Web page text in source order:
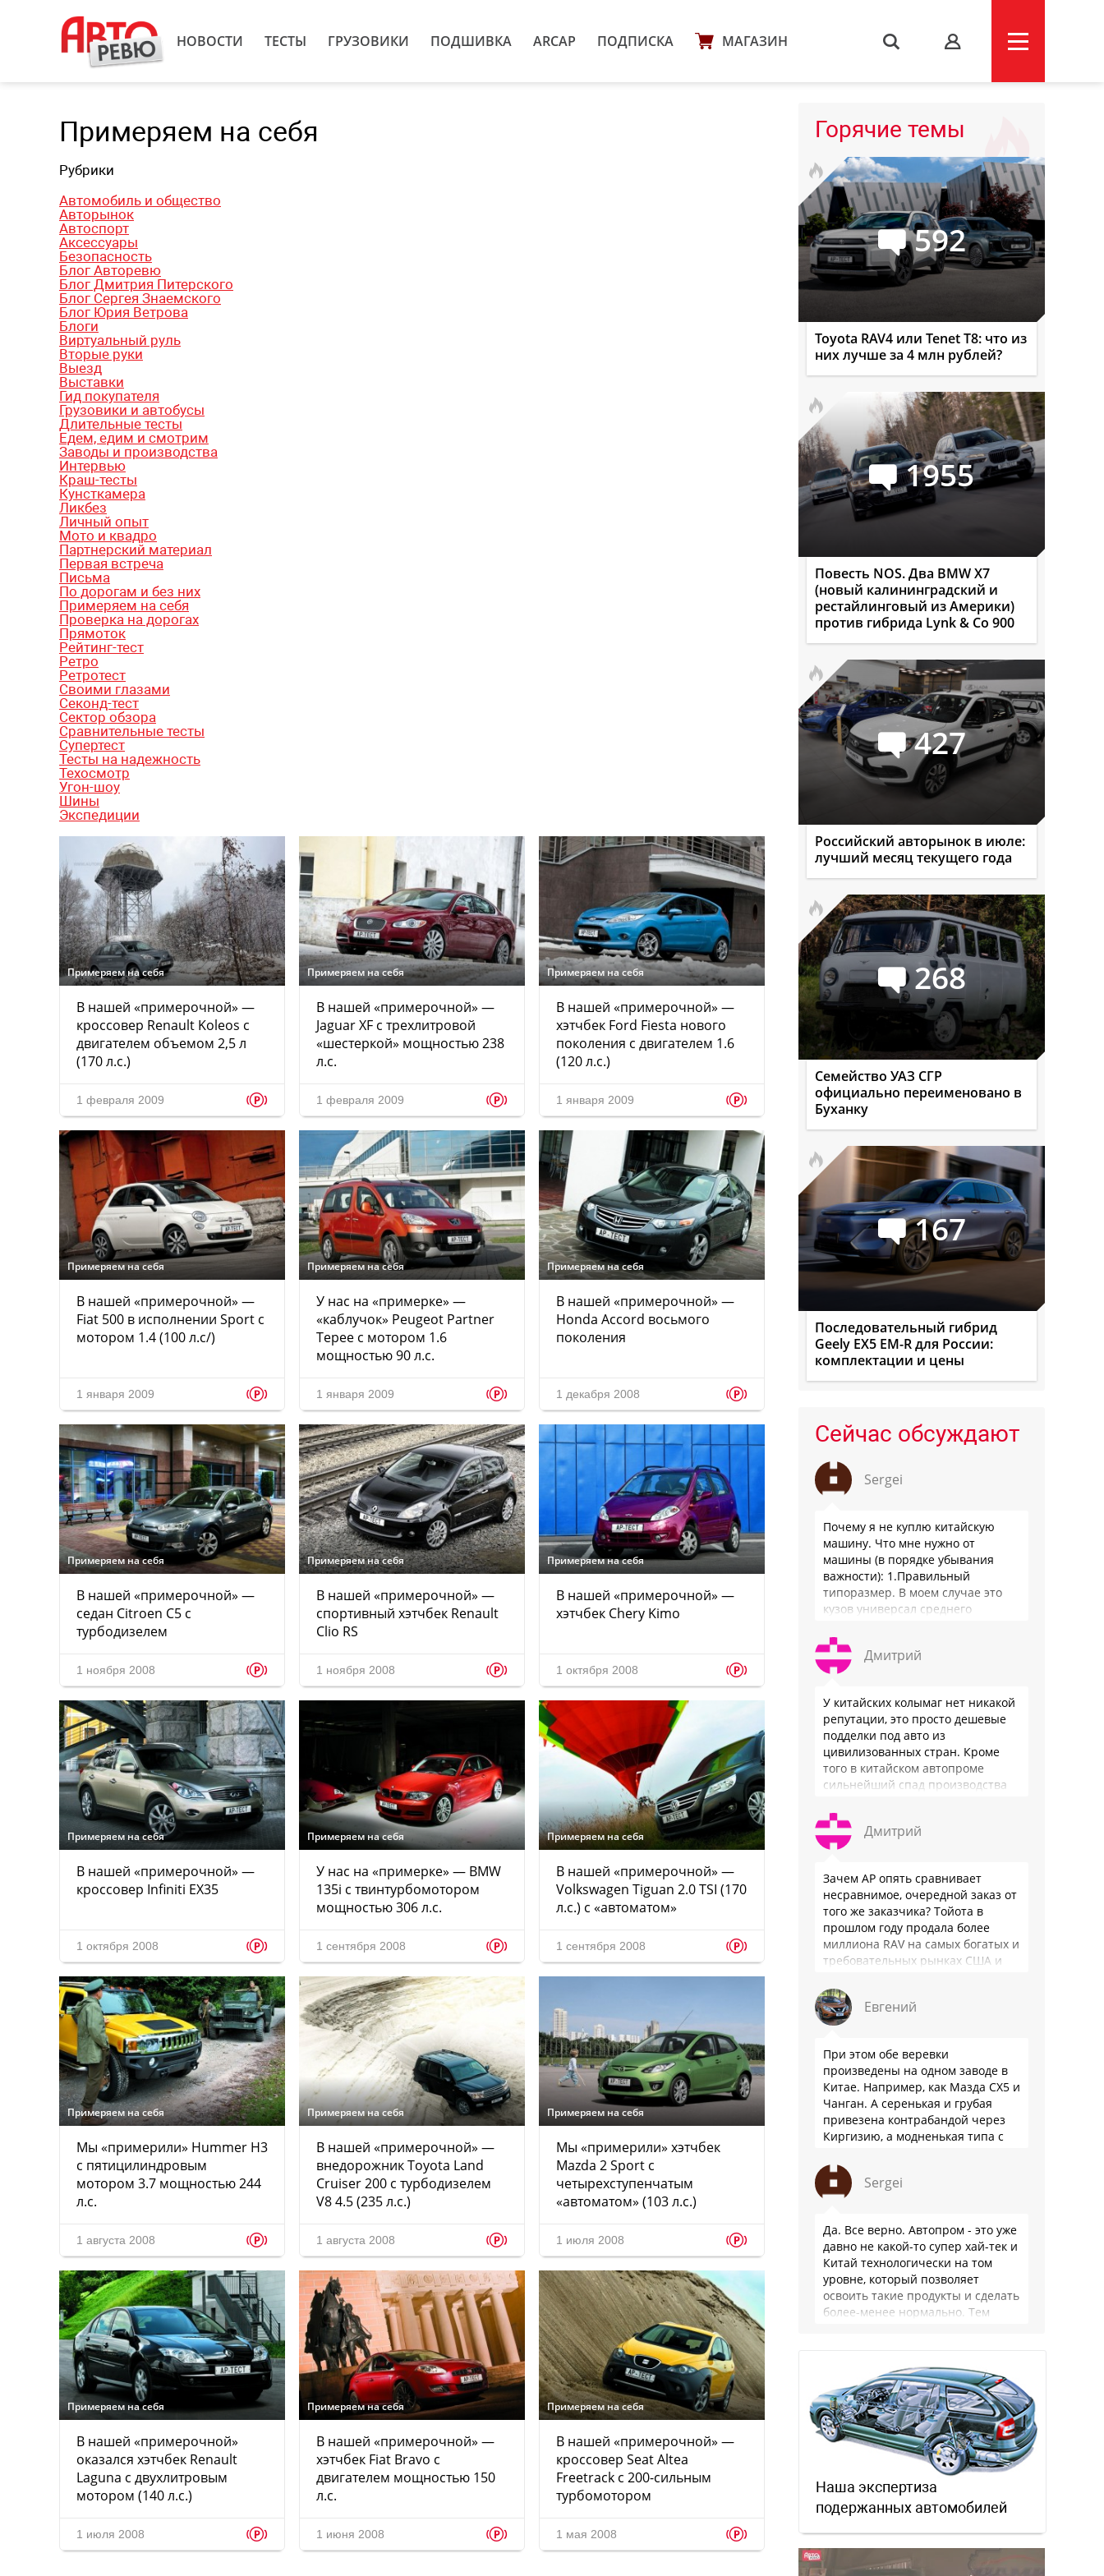
НОВОСТИ ТЕСТЫ ГРУЗОВИКИ ПОДШИВКА ARCAP ПОДПИСКА МАГАЗИН s
Примеряем на себя
Рубрики
Автомобиль и общество
Авторынок
Автоспорт
Аксессуары
Безопасность
Блог Авторевю
Блог Дмитрия Питерского
Блог Сергея Знаемского
Блог Юрия Ветрова
Блоги
Виртуальный руль
Вторые руки
Выезд
Выставки
Гид покупателя
Грузовики и автобусы
Длительные тесты
Едем, едим и смотрим
Заводы и производства
Интервью
Краш-тесты
Кунсткамера
Ликбез
Личный опыт
Мото и квадро
Партнерский материал
Первая встреча
Письма
По дорогам и без них
Примеряем на себя
Проверка на дорогах
Прямоток
Рейтинг-тест
Ретро
Ретротест
Своими глазами
Секонд-тест
Сектор обзора
Сравнительные тесты
Супертест
Тесты на надежность
Техосмотр
Угон-шоу
Шины
Экспедиции
Примеряем на себя
В нашей «примерочной» —
кроссовер Renault Koleos с
двигателем объемом 2,5 л
(170 л.с.)
1 февраля 2009 p
Примеряем на себя
В нашей «примерочной» —
Jaguar XF с трехлитровой
«шестеркой» мощностью 238
л.с.
1 февраля 2009 p
Примеряем на себя
В нашей «примерочной» —
хэтчбек Ford Fiesta нового
поколения с двигателем 1.6
(120 л.с.)
1 января 2009 p
Примеряем на себя
В нашей «примерочной» —
Fiat 500 в исполнении Sport с
мотором 1.4 (100 л.с/)
1 января 2009 p
Примеряем на себя
У нас на «примерке» —
«каблучок» Peugeot Partner
Tepee с мотором 1.6
мощностью 90 л.с.
1 января 2009 p
Примеряем на себя
В нашей «примерочной» —
Honda Accord восьмого
поколения
1 декабря 2008 p
Примеряем на себя
В нашей «примерочной» —
седан Citroen C5 с
турбодизелем
1 ноября 2008 p
Примеряем на себя
В нашей «примерочной» —
спортивный хэтчбек Renault
Clio RS
1 ноября 2008 p
Примеряем на себя
В нашей «примерочной» —
хэтчбек Chery Kimo
1 октября 2008 p
Примеряем на себя
В нашей «примерочной» —
кроссовер Infiniti EX35
1 октября 2008 p
Примеряем на себя
У нас на «примерке» — BMW
135i с твинтурбомотором
мощностью 306 л.с.
1 сентября 2008 p
Примеряем на себя
В нашей «примерочной» —
Volkswagen Tiguan 2.0 TSI (170
л.с.) с «автоматом»
1 сентября 2008 p
Примеряем на себя
Мы «примерили» Hummer H3
с пятицилиндровым
мотором 3.7 мощностью 244
л.с.
1 августа 2008 p
Примеряем на себя
В нашей «примерочной» —
внедорожник Toyota Land
Cruiser 200 с турбодизелем
V8 4.5 (235 л.с.)
1 августа 2008 p
Примеряем на себя
Мы «примерили» хэтчбек
Mazda 2 Sport с
четырехступенчатым
«автоматом» (103 л.с.)
1 июля 2008 p
Примеряем на себя
В нашей «примерочной»
оказался хэтчбек Renault
Laguna с двухлитровым
мотором (140 л.с.)
1 июля 2008 p
Примеряем на себя
В нашей «примерочной» —
хэтчбек Fiat Bravo с
двигателем мощностью 150
л.с.
1 июня 2008 p
Примеряем на себя
В нашей «примерочной» —
кроссовер Seat Altea
Freetrack с 200-сильным
турбомотором
1 мая 2008 p
Горячие темы
592
Toyota RAV4 или Tenet T8: что из
них лучше за 4 млн рублей?
1955
Повесть NOS. Два BMW X7
(новый калининградский и
рестайлинговый из Америки)
против гибрида Lynk & Co 900
427
Российский авторынок в июле:
лучший месяц текущего года
268
Семейство УАЗ СГР
официально переименовано в
Буханку
167
Последовательный гибрид
Geely EX5 EM-R для России:
комплектации и цены
Сейчас обсуждают
Sergei
Почему я не куплю китайскую
машину. Что мне нужно от
машины (в порядке убывания
важности): 1.Правильный
типоразмер. В моем случае это
кузов универсал среднего
быть уверенным, что она меня
везде довезет и …
Дмитрий
У китайских колымаг нет никакой
репутации, это просто дешевые
подделки под авто из
цивилизованных стран. Кроме
того в китайском автопроме
сильнейший спад производства
почти все китайские
производители работают …
Дмитрий
Зачем АР опять сравнивает
несравнимое, очередной заказ от
того же заказчика? Тойота в
прошлом году продала более
миллиона RAV на самых богатых и
требовательных рынках США и
подтвердив статус …
Евгений
При этом обе веревки
произведены на одном заводе в
Китае. Например, как Мазда СХ5 и
Чанган. А серенькая и грубая
привезена контрабандой через
Киргизию, а модненькая типа с
Sergei
Да. Все верно. Автопром - это уже
давно не какой-то супер хай-тек и
Китай технологически на том
уровне, который позволяет
освоить такие продукты и сделать
более-менее нормально. Тем
Наша экспертиза
подержанных автомобилей